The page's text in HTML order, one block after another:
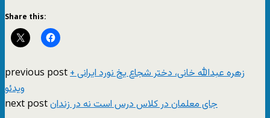
Share this:
previous postزهره عبدالله خانی، دختر شجاع یخ نورد ایرانی +
ویدئو
next postجای معلمان در کلاس درس است نه در زندان